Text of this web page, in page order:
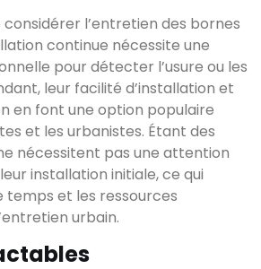
l’entretien des bornes
continue nécessite une
pour détecter l’usure ou les
leur facilité d’installation et
en font une option populaire
et les urbanistes. Étant des
nécessitent pas une attention
installation initiale, ce qui
temps et les ressources
urbain.